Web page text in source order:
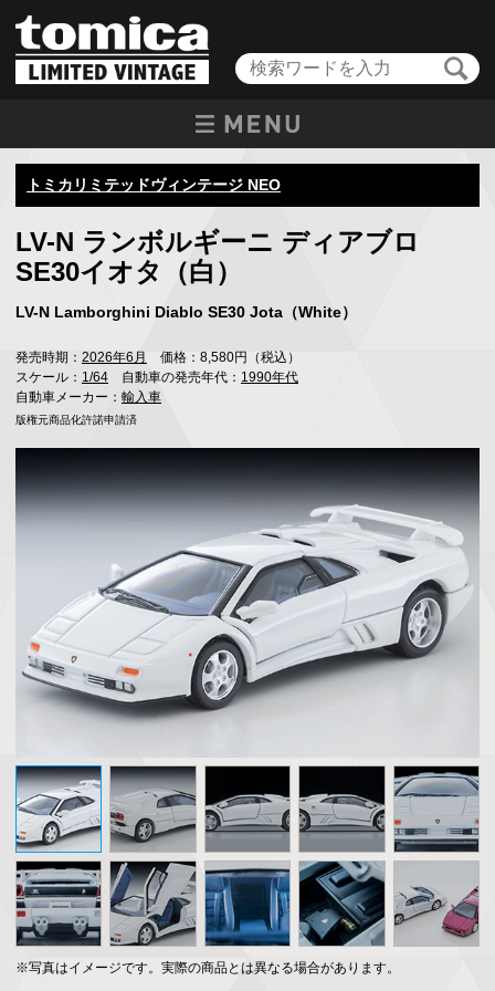
トミカリミテッドヴィンテージ NEO
LV-N ランボルギーニ ディアブロ
SE30イオタ（白）
LV-N Lamborghini Diablo SE30 Jota（White）
発売時期： 2026年6月
価格：8,580円（税込）
スケール： 1/64 自動車の発売年代： 1990年代
自動車メーカー： 輸入車
版権元商品化許諾申請済
※写真はイメージです。実際の商品とは異なる場合があります。